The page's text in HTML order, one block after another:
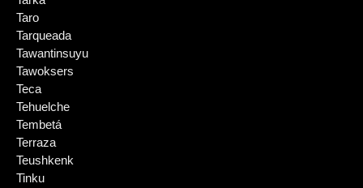
Taro
Tarqueada
Tawantinsuyu
Tawoksers
Teca
Tehuelche
Tembetá
Terraza
Teushkenk
Tinku